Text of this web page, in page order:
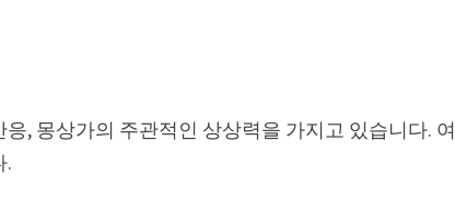
, 몽상가의 주관적인 상상력을 가지고 있습니다. 여
.